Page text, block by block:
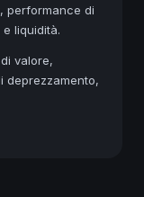
performance di
liquidità.
valore,
deprezzamento,